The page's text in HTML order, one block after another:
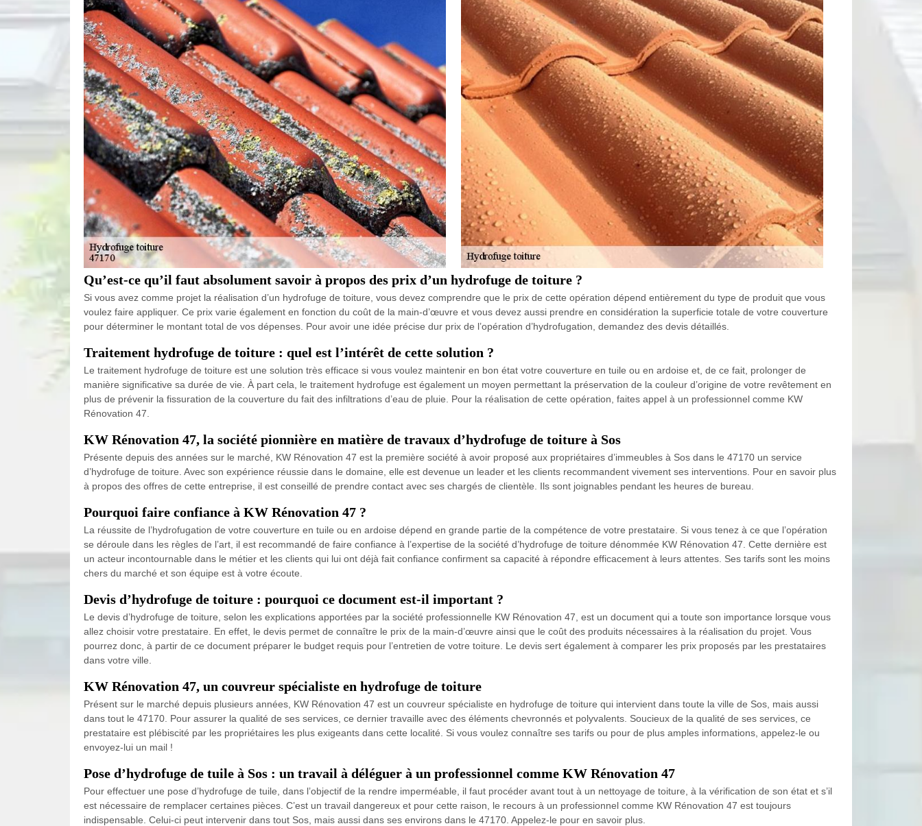
Qu’est-ce qu’il faut absolument savoir à propos des prix d’un hydrofuge de toiture ?
Si vous avez comme projet la réalisation d’un hydrofuge de toiture, vous devez comprendre que le prix de cette opération dépend entièrement du type de produit que vous
voulez faire appliquer. Ce prix varie également en fonction du coût de la main-d’œuvre et vous devez aussi prendre en considération la superficie totale de votre couverture
pour déterminer le montant total de vos dépenses. Pour avoir une idée précise dur prix de l’opération d’hydrofugation, demandez des devis détaillés.
Traitement hydrofuge de toiture : quel est l’intérêt de cette solution ?
Le traitement hydrofuge de toiture est une solution très efficace si vous voulez maintenir en bon état votre couverture en tuile ou en ardoise et, de ce fait, prolonger de
manière significative sa durée de vie. À part cela, le traitement hydrofuge est également un moyen permettant la préservation de la couleur d’origine de votre revêtement en
plus de prévenir la fissuration de la couverture du fait des infiltrations d’eau de pluie. Pour la réalisation de cette opération, faites appel à un professionnel comme KW
Rénovation 47.
KW Rénovation 47, la société pionnière en matière de travaux d’hydrofuge de toiture à Sos
Présente depuis des années sur le marché, KW Rénovation 47 est la première société à avoir proposé aux propriétaires d’immeubles à Sos dans le 47170 un service
d’hydrofuge de toiture. Avec son expérience réussie dans le domaine, elle est devenue un leader et les clients recommandent vivement ses interventions. Pour en savoir plus
à propos des offres de cette entreprise, il est conseillé de prendre contact avec ses chargés de clientèle. Ils sont joignables pendant les heures de bureau.
Pourquoi faire confiance à KW Rénovation 47 ?
La réussite de l’hydrofugation de votre couverture en tuile ou en ardoise dépend en grande partie de la compétence de votre prestataire. Si vous tenez à ce que l’opération
se déroule dans les règles de l’art, il est recommandé de faire confiance à l’expertise de la société d’hydrofuge de toiture dénommée KW Rénovation 47. Cette dernière est
un acteur incontournable dans le métier et les clients qui lui ont déjà fait confiance confirment sa capacité à répondre efficacement à leurs attentes. Ses tarifs sont les moins
chers du marché et son équipe est à votre écoute.
Devis d’hydrofuge de toiture : pourquoi ce document est-il important ?
Le devis d’hydrofuge de toiture, selon les explications apportées par la société professionnelle KW Rénovation 47, est un document qui a toute son importance lorsque vous
allez choisir votre prestataire. En effet, le devis permet de connaître le prix de la main-d’œuvre ainsi que le coût des produits nécessaires à la réalisation du projet. Vous
pourrez donc, à partir de ce document préparer le budget requis pour l’entretien de votre toiture. Le devis sert également à comparer les prix proposés par les prestataires
dans votre ville.
KW Rénovation 47, un couvreur spécialiste en hydrofuge de toiture
Présent sur le marché depuis plusieurs années, KW Rénovation 47 est un couvreur spécialiste en hydrofuge de toiture qui intervient dans toute la ville de Sos, mais aussi
dans tout le 47170. Pour assurer la qualité de ses services, ce dernier travaille avec des éléments chevronnés et polyvalents. Soucieux de la qualité de ses services, ce
prestataire est plébiscité par les propriétaires les plus exigeants dans cette localité. Si vous voulez connaître ses tarifs ou pour de plus amples informations, appelez-le ou
envoyez-lui un mail !
Pose d’hydrofuge de tuile à Sos : un travail à déléguer à un professionnel comme KW Rénovation 47
Pour effectuer une pose d’hydrofuge de tuile, dans l’objectif de la rendre imperméable, il faut procéder avant tout à un nettoyage de toiture, à la vérification de son état et s’il
est nécessaire de remplacer certaines pièces. C’est un travail dangereux et pour cette raison, le recours à un professionnel comme KW Rénovation 47 est toujours
indispensable. Celui-ci peut intervenir dans tout Sos, mais aussi dans ses environs dans le 47170. Appelez-le pour en savoir plus.